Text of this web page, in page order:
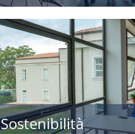
Sostenibilità